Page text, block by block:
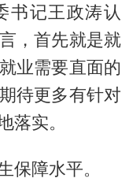
书记王政涛认
，首先就是就
业需要直面的
待更多有针对
落实。
障水平。